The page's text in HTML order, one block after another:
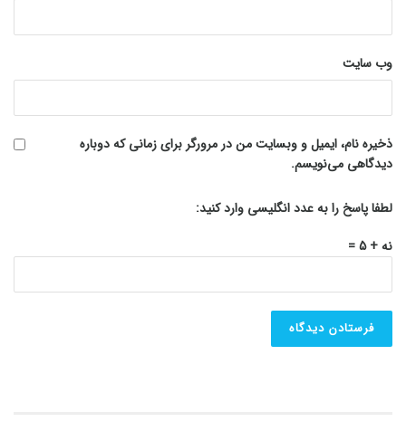
وب‌ سایت
ذخیره نام، ایمیل و وبسایت من در مرورگر برای زمانی که دوباره
دیدگاهی می‌نویسم.
لطفا پاسخ را به عدد انگلیسی وارد کنید:
نه + 5 =